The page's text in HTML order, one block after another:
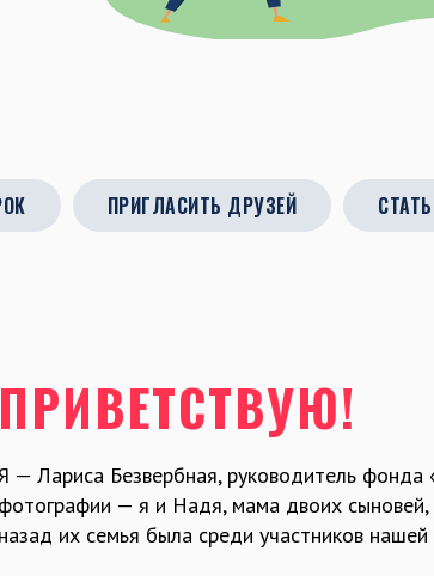
ПРИГЛАСИТЬ ДРУЗЕЙ
ПРИВЕТСТВУЮ!
— Лариса Безвербная, руководитель
фотографии — я и Надя, мама двоих сыновей,
назад их семья была среди участников нашей